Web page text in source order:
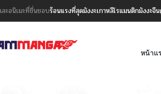
ละอนิเมะที่ชื่นชอบร้อนแรงที่สุดมังงะเกาหลีโรแมนติกมังงะจีน
หน้าแ